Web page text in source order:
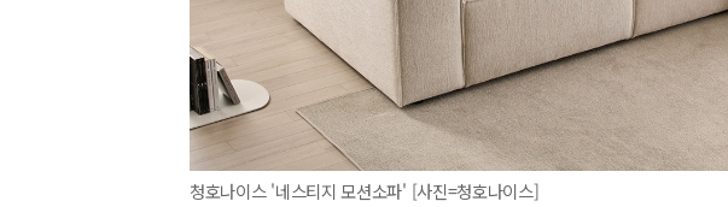
청호나이스 '네스티지 모션소파' [사진=청호나이스]